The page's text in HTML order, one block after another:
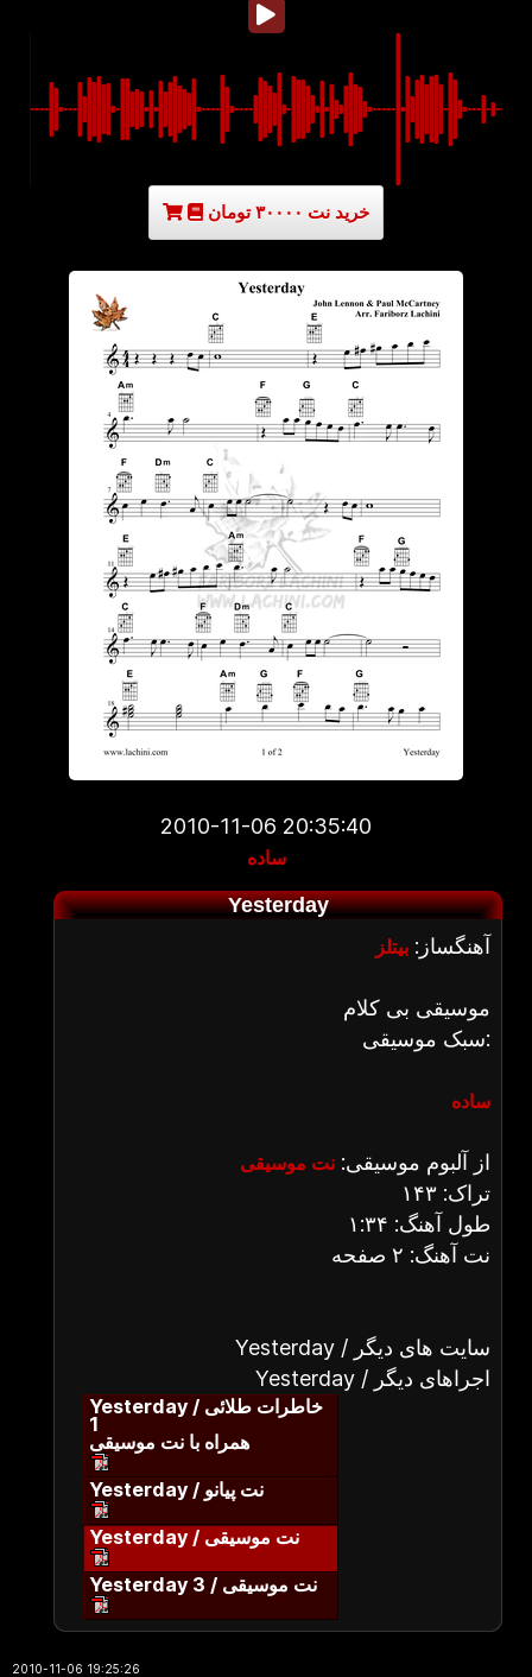
خرید نت ۳۰۰۰۰ تومان
2010-11-06 20:35:40
ساده
Yesterday
آهنگساز: بیتلز
موسیقی بی کلام
سبک موسیقی:
ساده
از آلبوم موسیقی: نت موسیقی
تراک: ۱۴۳
طول آهنگ: ۱:۳۴
نت آهنگ: ۲ صفحه
Yesterday / سایت های دیگر
Yesterday / اجراهای دیگر
Yesterday / خاطرات طلائی
1
همراه با نت موسیقی
Yesterday / نت پیانو
Yesterday / نت موسیقی
Yesterday 3 / نت موسیقی
2010-11-06 19:25:26